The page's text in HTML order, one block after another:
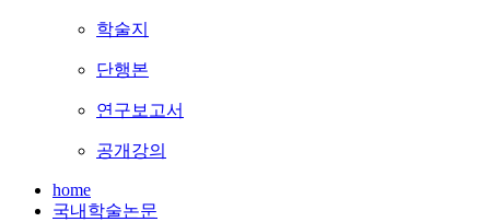
학술지
단행본
연구보고서
공개강의
home
국내학술논문